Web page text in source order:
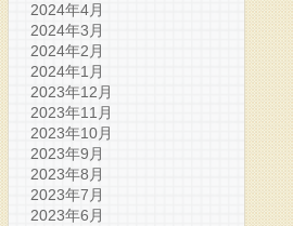
2024年4月
2024年3月
2024年2月
2024年1月
2023年12月
2023年11月
2023年10月
2023年9月
2023年8月
2023年7月
2023年6月